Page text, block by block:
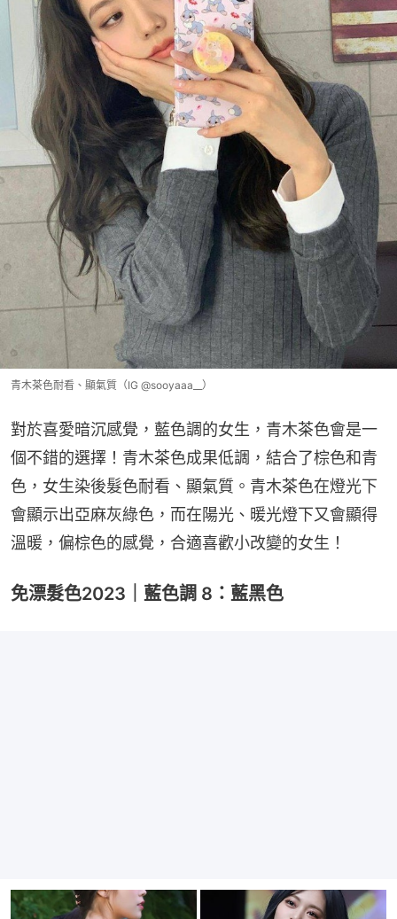
青木茶色耐看、顯氣質（IG @sooyaaa__）
對於喜愛暗沉感覺，藍色調的女生，青木茶色會是一
個不錯的選擇！青木茶色成果低調，結合了棕色和青
色，女生染後髮色耐看、顯氣質。青木茶色在燈光下
會顯示出亞麻灰綠色，而在陽光、暖光燈下又會顯得
溫暖，偏棕色的感覺，合適喜歡小改變的女生！
免漂髮色2023｜藍色調 8：藍黑色